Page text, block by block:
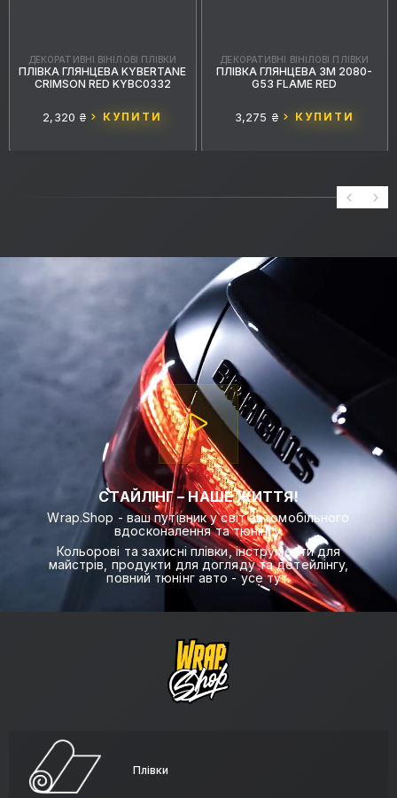
ДЕКОРАТИВНІ ВІНІЛОВІ ПЛІВКИ
ПЛІВКА ГЛЯНЦЕВА KYBERTANE
CRIMSON RED KYBC0332
2,320 ₴ КУПИТИ
ДЕКОРАТИВНІ ВІНІЛОВІ ПЛІВКИ
ПЛІВКА ГЛЯНЦЕВА 3M 2080-
G53 FLAME RED
3,275 ₴ КУПИТИ
СТАЙЛІНГ – НАШЕ ЖИТТЯ!
Wrap.Shop - ваш путівник у світ автомобільного
вдосконалення та тюнінгу.
Кольорові та захисні плівки, інструменти для
майстрів, продукти для догляду та детейлінгу,
повний тюнінг авто - усе тут.
Плівки